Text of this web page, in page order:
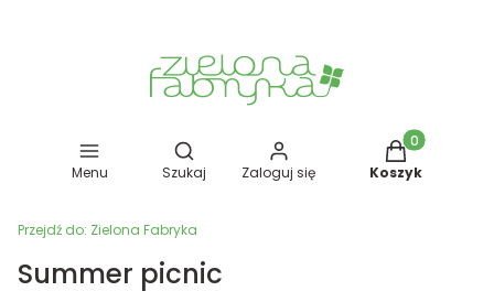
Menu
Otwórz wyszukiwarkę
Szukaj Zaloguj się
Produkty w
Koszyk
Przejdź do: Zielona Fabryka
Summer picnic